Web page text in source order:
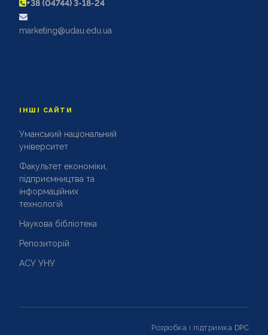
+38 (04744) 3-18-24
marketing@udau.edu.ua
ІНШІ САЙТИ
Уманський національний
університет
Факультет економіки,
підприємництва та
інформаційних
технологій
Наукова бібліотека
Репозиторій
АСУ УНУ
Розробка і підтримка DPC